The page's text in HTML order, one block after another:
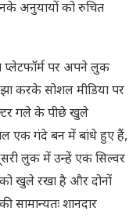
अनुयायों को रुचित
प्लेटफॉर्म पर अपने लुक
करके सोशल मीडिया पर
गले के पीछे खुले
एक गंदे बन में बांधे हुए हैं,
लुक में उन्हें एक सिल्वर
को खुले रखा है और दोनों
शानदार